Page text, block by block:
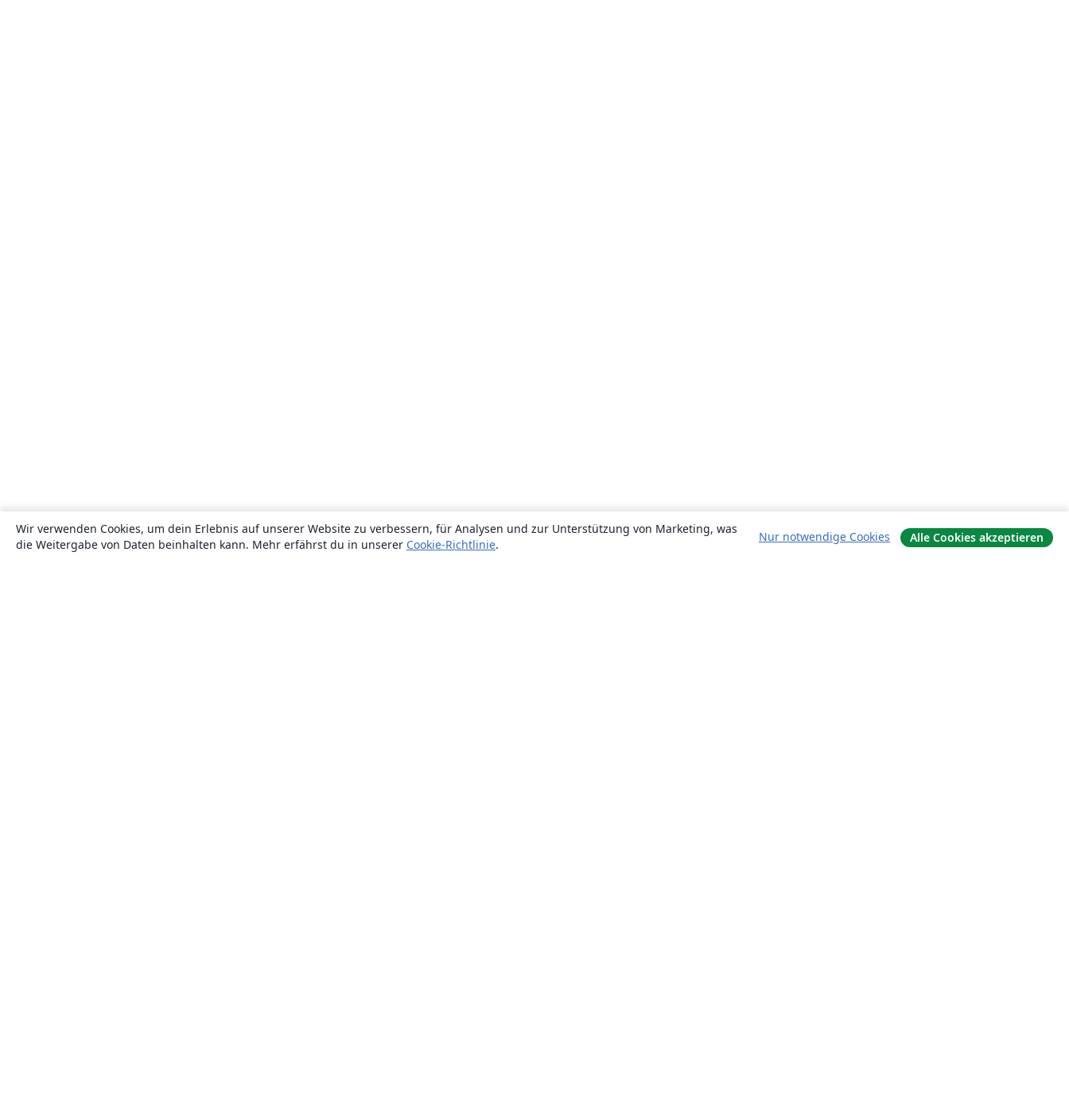
Wir verwenden Cookies, um dein Erlebnis auf unserer Website zu verbessern, für Analysen und zur Unterstützung von Marketing, was
die Weitergabe von Daten beinhalten kann. Mehr erfährst du in unserer Cookie-Richtlinie.
Nur notwendige Cookies Alle Cookies akzeptieren